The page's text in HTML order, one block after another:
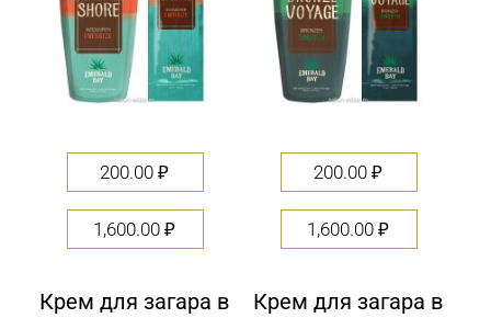
200.00 ₽
1,600.00 ₽
Крем для загара в
200.00 ₽
1,600.00 ₽
Крем для загара в